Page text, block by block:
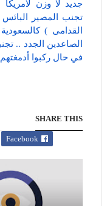
جديد لا وزن
تجنب المصير
القدامى )
الصاعدين الجدد ..
في حال ركبوا أدمغتهم
SHARE THIS
Facebook